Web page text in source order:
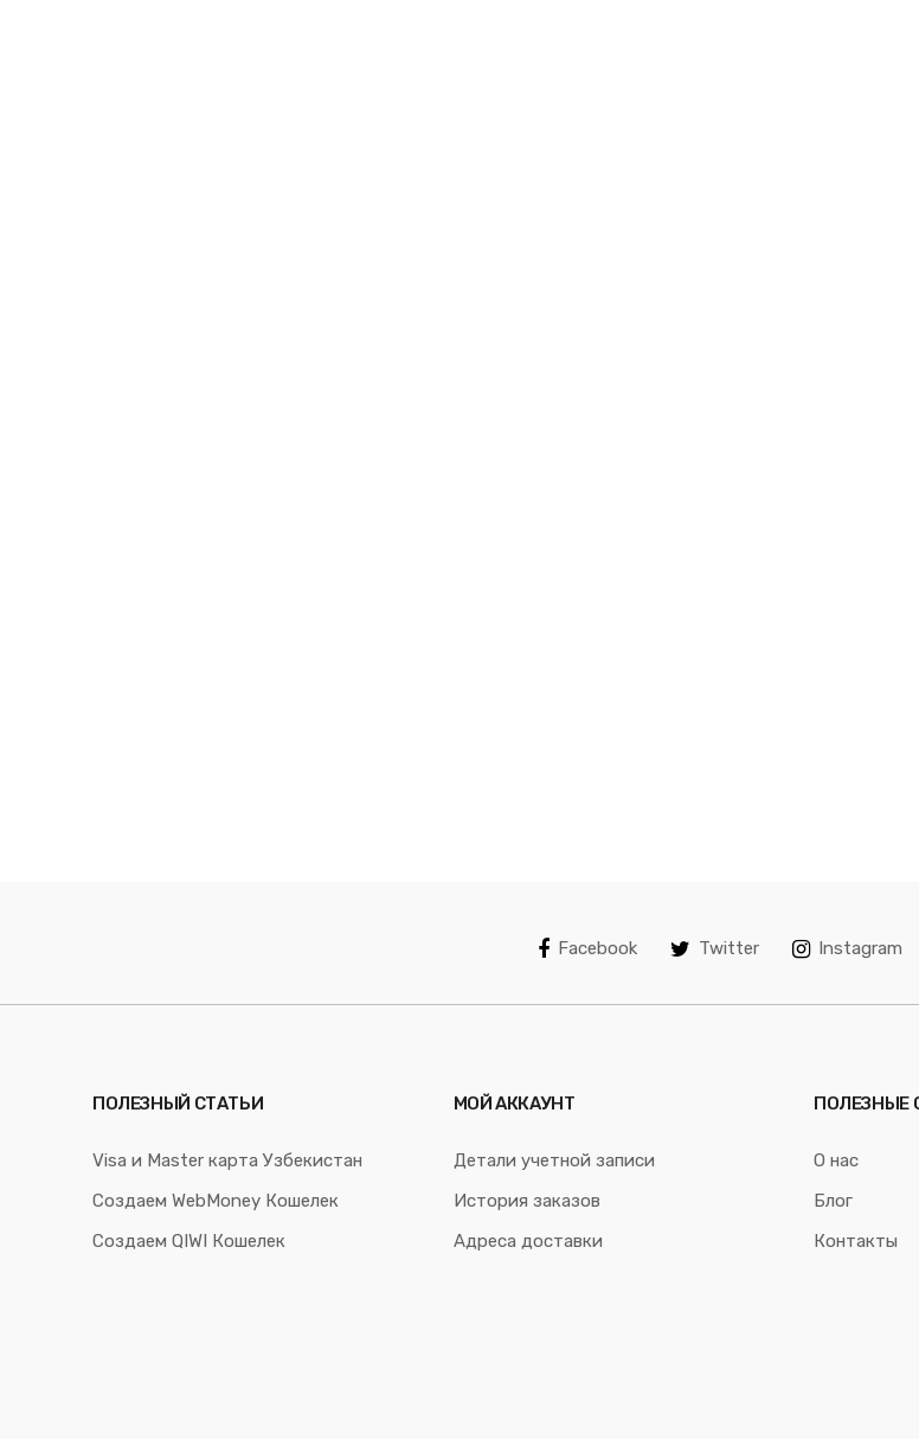
Facebook Twitter Instagram
ПОЛЕЗНЫЙ СТАТЬИ
Visa и Master карта Узбекистан
Создаем WebMoney Кошелек
Создаем QIWI Кошелек
МОЙ АККАУНТ
Детали учетной записи
История заказов
Адреса доставки
ПОЛЕЗНЫЕ
О нас
Блог
Контакты